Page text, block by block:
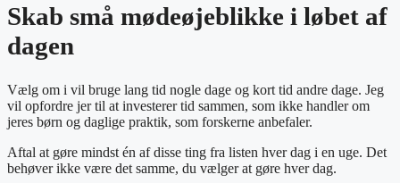
Skab små mødeøjeblikke i løbet af
dagen
Vælg om i vil bruge lang tid nogle dage og kort tid andre dage. Jeg
vil opfordre jer til at investerer tid sammen, som ikke handler om
jeres børn og daglige praktik, som forskerne anbefaler.
Aftal at gøre mindst én af disse ting fra listen hver dag i en uge. Det
behøver ikke være det samme, du vælger at gøre hver dag.